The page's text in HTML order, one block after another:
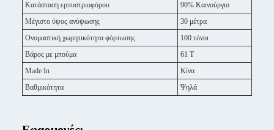
Κατάσταση ερπυστριοφόρου
90% Καινούργιο
Μέγιστο ύψος ανύψωσης
30 μέτρα
Ονομαστική χωρητικότητα φόρτωσης
100 τόνοι
Βάρος με μπούμα
61 Τ
Made In
Κίνα
Βαθμικότητα
Ψηλά